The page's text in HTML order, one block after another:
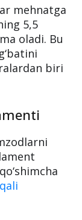
ball
mehnatga
5,5
oladi. Bu
biri